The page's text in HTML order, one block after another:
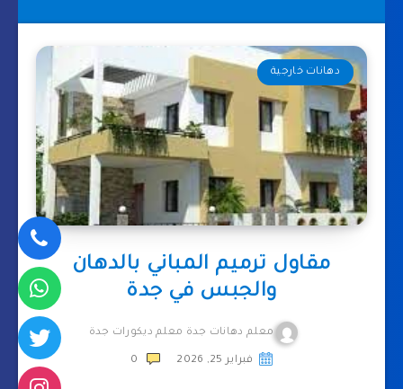
دهانات خارجية
مقاول ترميم المباني بالدهان
والجبس في جدة
معلم دهانات جدة معلم ديكورات جدة
فبراير 25, 2026 0